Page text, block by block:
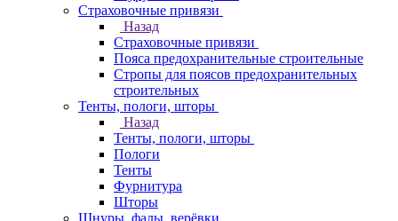
Страховочные привязи
Назад
Страховочные привязи
Пояса предохранительные строительные
Стропы для поясов предохранительных
строительных
Тенты, пологи, шторы
Назад
Тенты, пологи, шторы
Пологи
Тенты
Фурнитура
Шторы
Шнуры, фалы, верёвки